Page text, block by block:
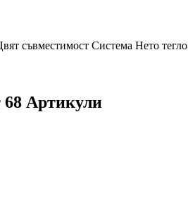
съвместимост Система Нето тегло
68 Артикули